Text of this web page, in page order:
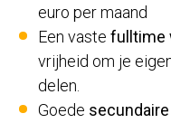
euro per maand
Een vaste fulltime
vrijheid om je
delen.
Goede